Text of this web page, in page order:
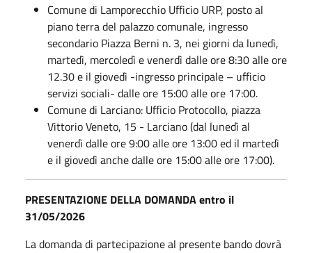
Comune di Lamporecchio Ufficio URP, posto al
piano terra del palazzo comunale, ingresso
secondario Piazza Berni n. 3, nei giorni da lunedì,
martedì, mercoledì e venerdì dalle ore 8:30 alle ore
12.30 e il giovedì -ingresso principale – ufficio
servizi sociali- dalle ore 15:00 alle ore 17:00.
Comune di Larciano: Ufficio Protocollo, piazza
Vittorio Veneto, 15 - Larciano (dal lunedì al
venerdì dalle ore 9:00 alle ore 13:00 ed il martedì
e il giovedì anche dalle ore 15:00 alle ore 17:00).
PRESENTAZIONE DELLA DOMANDA entro il
31/05/2026
La domanda di partecipazione al presente bando dovrà